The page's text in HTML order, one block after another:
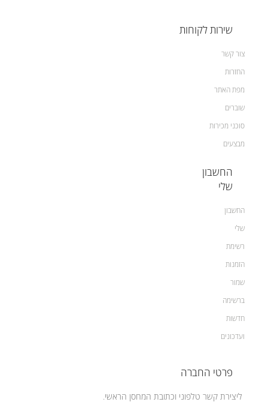
שירות לקוחות
צור קשר
החזרות
מפת האתר
שוברים
סוכני מכירות
מבצעים
החשבון
שלי
החשבון
שלי
רשימת
הזמנות
שמור
ברשימה
חדשות
ועדכונים
פרטי החברה
ליצירת קשר טלפוני וכתובת המחסן הראשי.